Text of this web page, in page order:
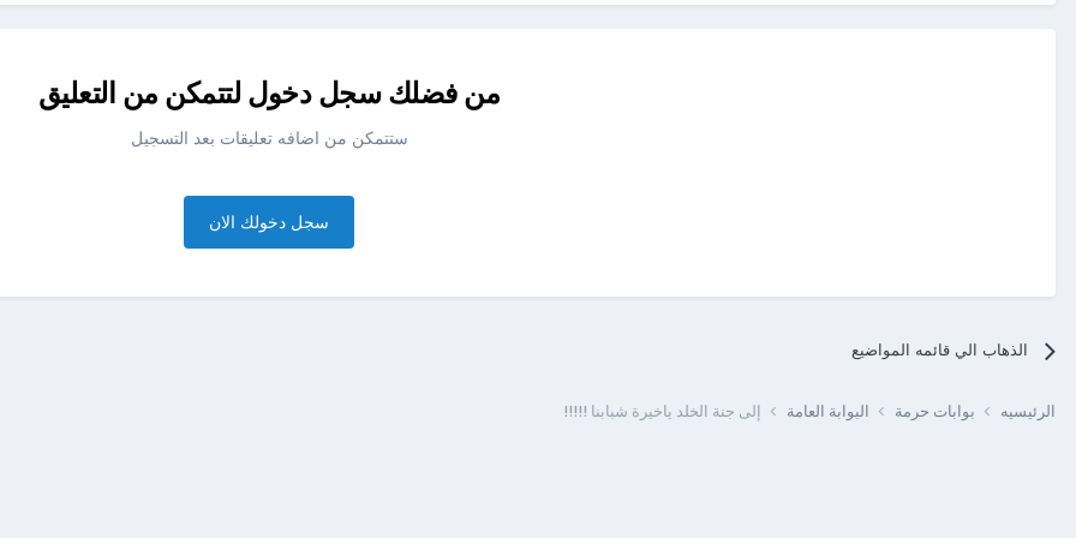
من فضلك سجل دخول لتتمكن من التعليق
ستتمكن من اضافه تعليقات بعد التسجيل
سجل دخولك الان
الذهاب الي قائمه المواضيع
الرئيسيه بوابات حرمة البوابة العامة إلى جنة الخلد ياخيرة شبابنا !!!!!